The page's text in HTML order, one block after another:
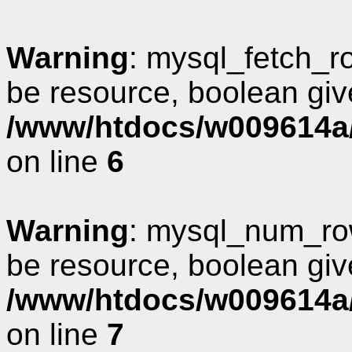
Warning:
be resource, boolean
/www/htdocs/
on line 6
Warning:
be resource, boolean
/www/htdocs/
on line 7